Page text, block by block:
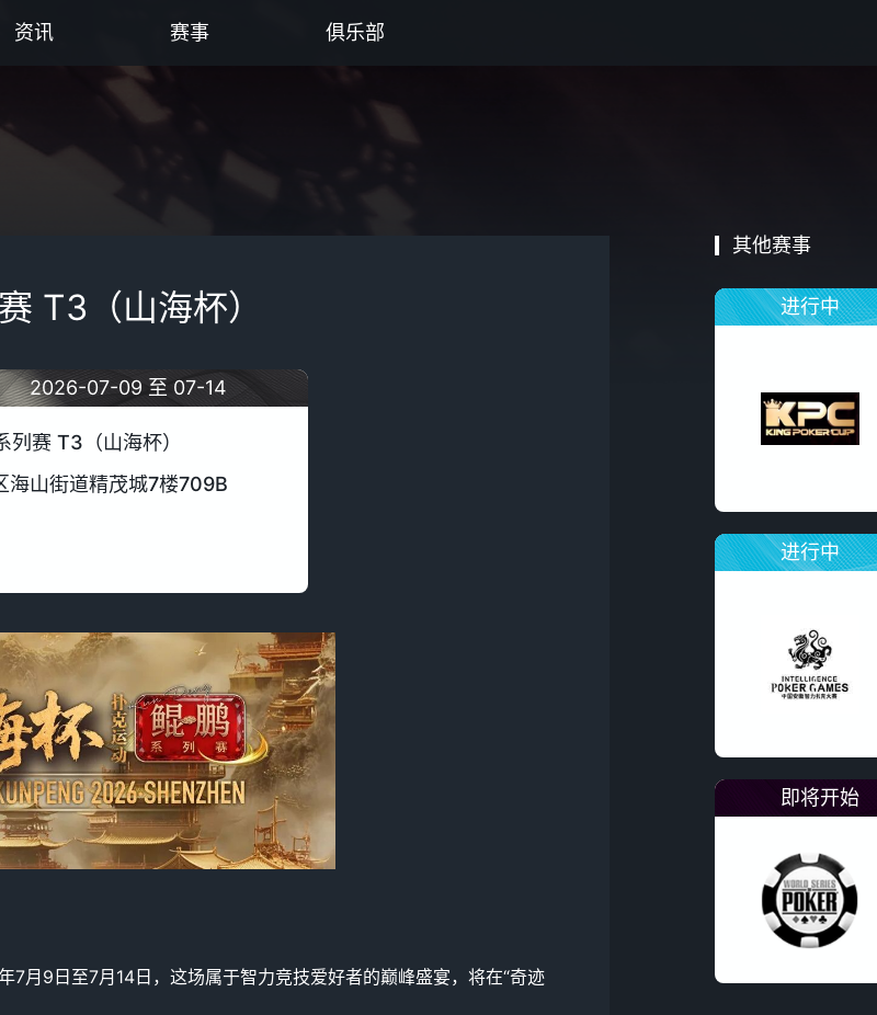
资讯 赛事 俱乐部
T3（山海杯）
2026-07-09 至 07-14
列赛 T3（山海杯）
海山街道精茂城7楼709B
月9日至7月14日，这场属于智力竞技爱好者的巅峰盛宴，将在“奇迹
其他赛事
进行中
进行中
即将开始